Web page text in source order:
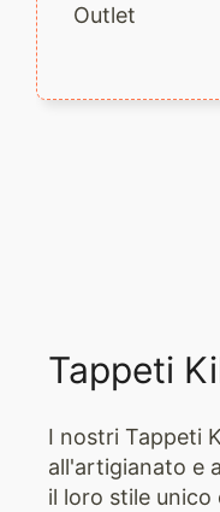
Outlet
Tappeti
I nostri Tappeti
all'artigianato e
il loro stile unico